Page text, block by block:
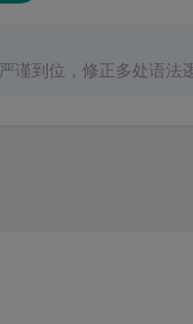
严谨到位，修正多处语法